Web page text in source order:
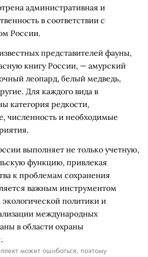
административная и
в соответствии с
России.
представителей фауны,
книгу России, — амурский
леопард, белый медведь,
Для каждого вида в
категория редкости,
численность и необходимые
выполняет не только учетную,
функцию, привлекая
к проблемам сохранения
важным инструментом
экологической политики и
международных
в области охраны
может ошибаться, поэтому